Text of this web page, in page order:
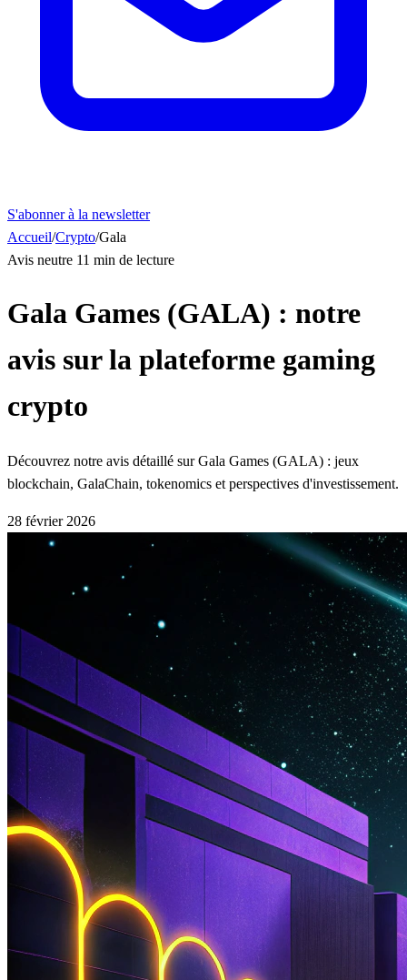
S'abonner à la newsletter
Accueil/Crypto/Gala
Avis neutre 11 min de lecture
Gala Games (GALA) : notre
avis sur la plateforme gaming
crypto
Découvrez notre avis détaillé sur Gala Games (GALA) : jeux
blockchain, GalaChain, tokenomics et perspectives d'investissement.
28 février 2026